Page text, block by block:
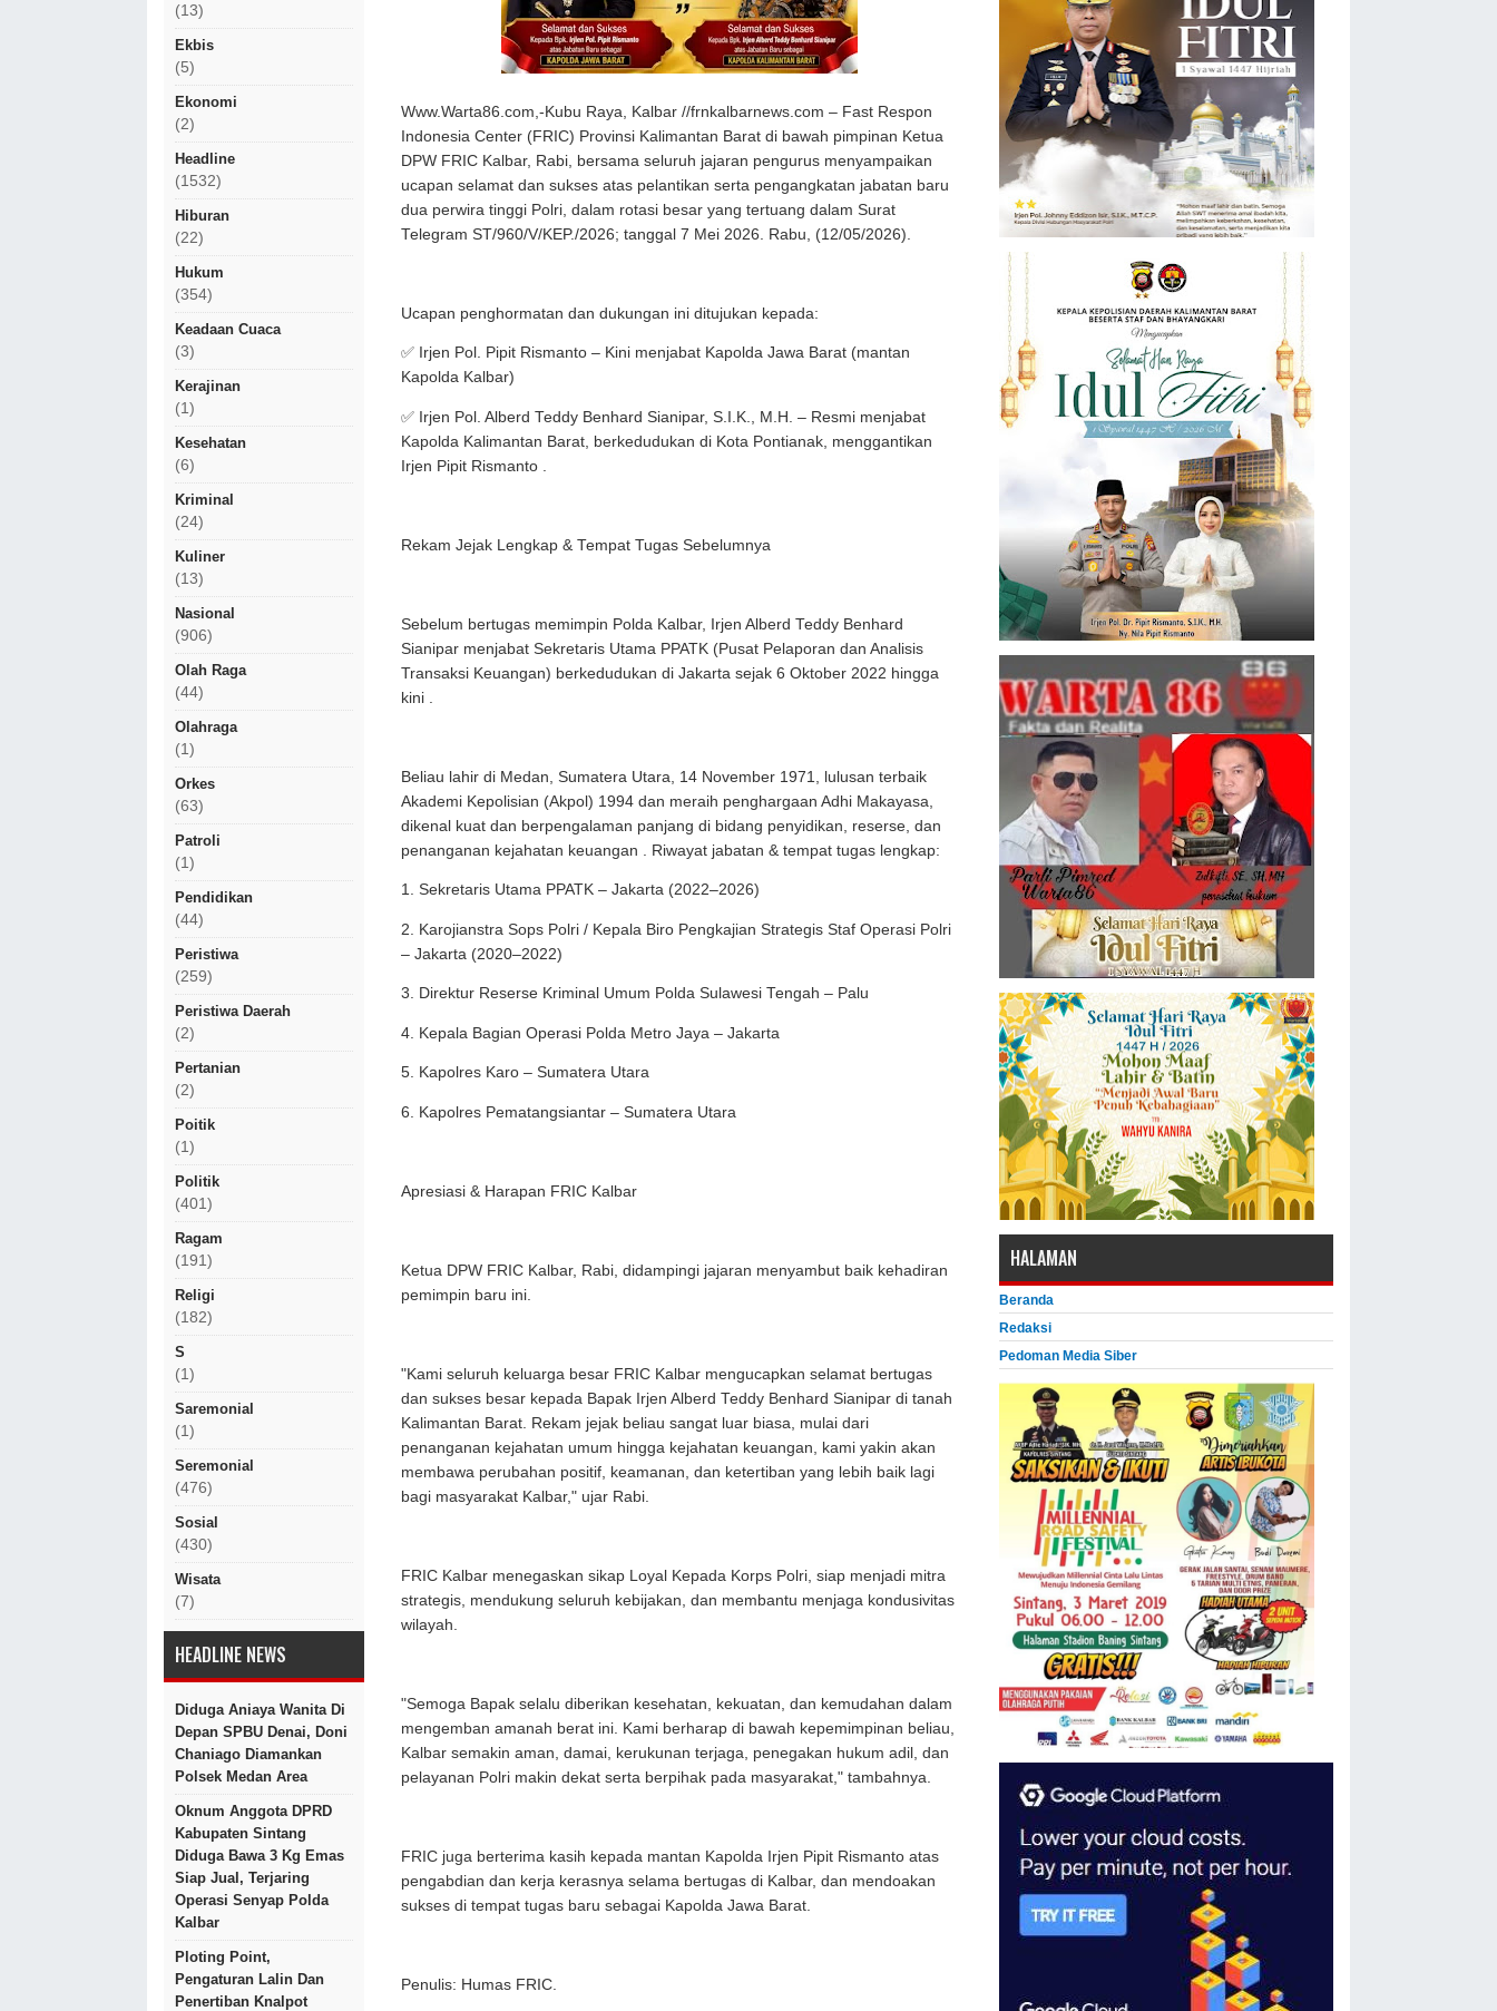
(13)
Ekbis
(5)
Ekonomi
(2)
Headline
(1532)
Hiburan
(22)
Hukum
(354)
Keadaan Cuaca
(3)
Kerajinan
(1)
Kesehatan
(6)
Kriminal
(24)
Kuliner
(13)
Nasional
(906)
Olah Raga
(44)
Olahraga
(1)
Orkes
(63)
Patroli
(1)
Pendidikan
(44)
Peristiwa
(259)
Peristiwa Daerah
(2)
Pertanian
(2)
Poitik
(1)
Politik
(401)
Ragam
(191)
Religi
(182)
S
(1)
Saremonial
(1)
Seremonial
(476)
Sosial
(430)
Wisata
(7)
HEADLINE NEWS
Diduga Aniaya Wanita Di
Depan SPBU Denai, Doni
Chaniago Diamankan
Polsek Medan Area
Oknum Anggota DPRD
Kabupaten Sintang
Diduga Bawa 3 Kg Emas
Siap Jual, Terjaring
Operasi Senyap Polda
Kalbar
Ploting Point,
Pengaturan Lalin Dan
Penertiban Knalpot
Www.Warta86.com,-Kubu Raya, Kalbar //frnkalbarnews.com – Fast Respon
Indonesia Center (FRIC) Provinsi Kalimantan Barat di bawah pimpinan Ketua
DPW FRIC Kalbar, Rabi, bersama seluruh jajaran pengurus menyampaikan
ucapan selamat dan sukses atas pelantikan serta pengangkatan jabatan baru
dua perwira tinggi Polri, dalam rotasi besar yang tertuang dalam Surat
Telegram ST/960/V/KEP./2026; tanggal 7 Mei 2026. Rabu, (12/05/2026).
Ucapan penghormatan dan dukungan ini ditujukan kepada:
✅ Irjen Pol. Pipit Rismanto – Kini menjabat Kapolda Jawa Barat (mantan
Kapolda Kalbar)
✅ Irjen Pol. Alberd Teddy Benhard Sianipar, S.I.K., M.H. – Resmi menjabat
Kapolda Kalimantan Barat, berkedudukan di Kota Pontianak, menggantikan
Irjen Pipit Rismanto .
Rekam Jejak Lengkap & Tempat Tugas Sebelumnya
Sebelum bertugas memimpin Polda Kalbar, Irjen Alberd Teddy Benhard
Sianipar menjabat Sekretaris Utama PPATK (Pusat Pelaporan dan Analisis
Transaksi Keuangan) berkedudukan di Jakarta sejak 6 Oktober 2022 hingga
kini .
Beliau lahir di Medan, Sumatera Utara, 14 November 1971, lulusan terbaik
Akademi Kepolisian (Akpol) 1994 dan meraih penghargaan Adhi Makayasa,
dikenal kuat dan berpengalaman panjang di bidang penyidikan, reserse, dan
penanganan kejahatan keuangan . Riwayat jabatan & tempat tugas lengkap:
1. Sekretaris Utama PPATK – Jakarta (2022–2026)
2. Karojianstra Sops Polri / Kepala Biro Pengkajian Strategis Staf Operasi Polri
– Jakarta (2020–2022)​
3. Direktur Reserse Kriminal Umum Polda Sulawesi Tengah – Palu
4. Kepala Bagian Operasi Polda Metro Jaya – Jakarta
5. Kapolres Karo – Sumatera Utara
6. Kapolres Pematangsiantar – Sumatera Utara
Apresiasi & Harapan FRIC Kalbar
Ketua DPW FRIC Kalbar, Rabi, didampingi jajaran menyambut baik kehadiran
pemimpin baru ini.
"Kami seluruh keluarga besar FRIC Kalbar mengucapkan selamat bertugas
dan sukses besar kepada Bapak Irjen Alberd Teddy Benhard Sianipar di tanah
Kalimantan Barat. Rekam jejak beliau sangat luar biasa, mulai dari
penanganan kejahatan umum hingga kejahatan keuangan, kami yakin akan
membawa perubahan positif, keamanan, dan ketertiban yang lebih baik lagi
bagi masyarakat Kalbar," ujar Rabi.
FRIC Kalbar menegaskan sikap Loyal Kepada Korps Polri, siap menjadi mitra
strategis, mendukung seluruh kebijakan, dan membantu menjaga kondusivitas
wilayah.
"Semoga Bapak selalu diberikan kesehatan, kekuatan, dan kemudahan dalam
mengemban amanah berat ini. Kami berharap di bawah kepemimpinan beliau,
Kalbar semakin aman, damai, kerukunan terjaga, penegakan hukum adil, dan
pelayanan Polri makin dekat serta berpihak pada masyarakat," tambahnya.
FRIC juga berterima kasih kepada mantan Kapolda Irjen Pipit Rismanto atas
pengabdian dan kerja kerasnya selama bertugas di Kalbar, dan mendoakan
sukses di tempat tugas baru sebagai Kapolda Jawa Barat.
Penulis: Humas FRIC.
HALAMAN
Beranda
Redaksi
Pedoman Media Siber